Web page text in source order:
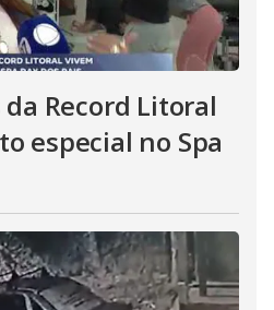
Record Litoral
especial no Spa